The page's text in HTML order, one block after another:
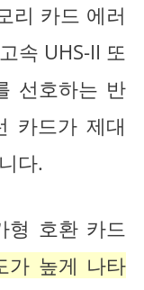
리 카드 에러
속 UHS-II 또
선호하는 반
카드가 제대
다.
형 호환 카드
가 높게 나타